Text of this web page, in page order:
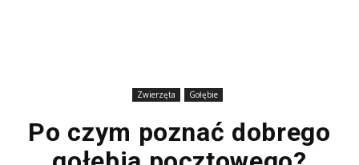
Zwierzęta Gołębie
Po czym poznać dobrego